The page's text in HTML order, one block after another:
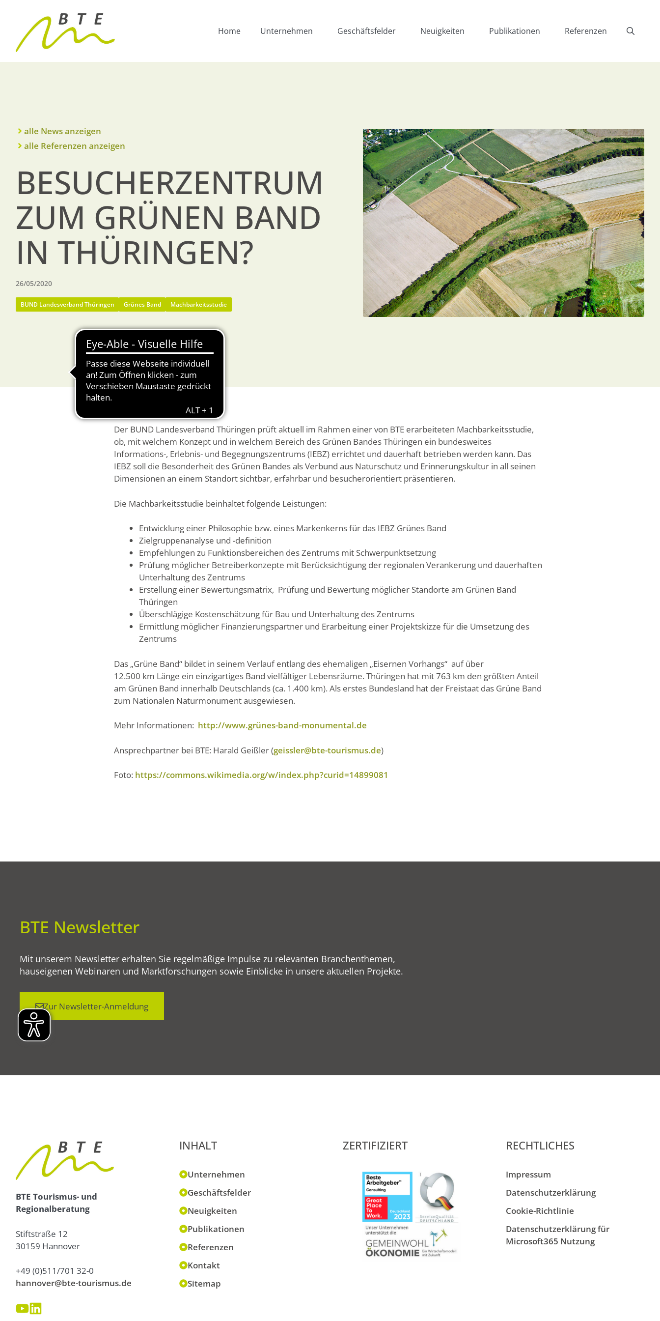
Home Unternehmen Geschäftsfelder Neuigkeiten Publikationen Referenzen
alle News anzeigen
alle Referenzen anzeigen
BESUCHERZENTRUM
ZUM GRÜNEN BAND
IN THÜRINGEN?
26/05/2020
BUND Landesverband Thüringen Grünes Band Machbarkeitsstudie
Der BUND Landesverband Thüringen prüft aktuell im Rahmen einer von BTE erarbeiteten Machbarkeitsstudie,
ob, mit welchem Konzept und in welchem Bereich des Grünen Bandes Thüringen ein bundesweites
Informations-, Erlebnis- und Begegnungszentrums (IEBZ) errichtet und dauerhaft betrieben werden kann. Das
IEBZ soll die Besonderheit des Grünen Bandes als Verbund aus Naturschutz und Erinnerungskultur in all seinen
Dimensionen an einem Standort sichtbar, erfahrbar und besucherorientiert präsentieren.
Die Machbarkeitsstudie beinhaltet folgende Leistungen:
Entwicklung einer Philosophie bzw. eines Markenkerns für das IEBZ Grünes Band
Zielgruppenanalyse und -definition
Empfehlungen zu Funktionsbereichen des Zentrums mit Schwerpunktsetzung
Prüfung möglicher Betreiberkonzepte mit Berücksichtigung der regionalen Verankerung und dauerhaften
Unterhaltung des Zentrums
Erstellung einer Bewertungsmatrix, Prüfung und Bewertung möglicher Standorte am Grünen Band
Thüringen
Überschlägige Kostenschätzung für Bau und Unterhaltung des Zentrums
Ermittlung möglicher Finanzierungspartner und Erarbeitung einer Projektskizze für die Umsetzung des
Zentrums
Das „Grüne Band“ bildet in seinem Verlauf entlang des ehemaligen „Eisernen Vorhangs“ auf über
12.500 km Länge ein einzigartiges Band vielfältiger Lebensräume. Thüringen hat mit 763 km den größten Anteil
am Grünen Band innerhalb Deutschlands (ca. 1.400 km). Als erstes Bundesland hat der Freistaat das Grüne Band
zum Nationalen Naturmonument ausgewiesen.
Mehr Informationen: http://www.grünes-band-monumental.de
Ansprechpartner bei BTE: Harald Geißler (geissler@bte-tourismus.de)
Foto: https://commons.wikimedia.org/w/index.php?curid=14899081
BTE Newsletter
Mit unserem Newsletter erhalten Sie regelmäßige Impulse zu relevanten Branchenthemen,
hauseigenen Webinaren und Marktforschungen sowie Einblicke in unsere aktuellen Projekte.
Zur Newsletter-Anmeldung
BTE Tourismus- und
Regionalberatung
Stiftstraße 12
30159 Hannover
+49 (0)511/701 32-0
hannover@bte-tourismus.de
INHALT
Unternehmen
Geschäftsfelder
Neuigkeiten
Publikationen
Referenzen
Kontakt
Sitemap
ZERTIFIZIERT RECHTLICHES
Impressum
Datenschutzerklärung
Cookie-Richtlinie
Datenschutzerklärung für
Microsoft365 Nutzung